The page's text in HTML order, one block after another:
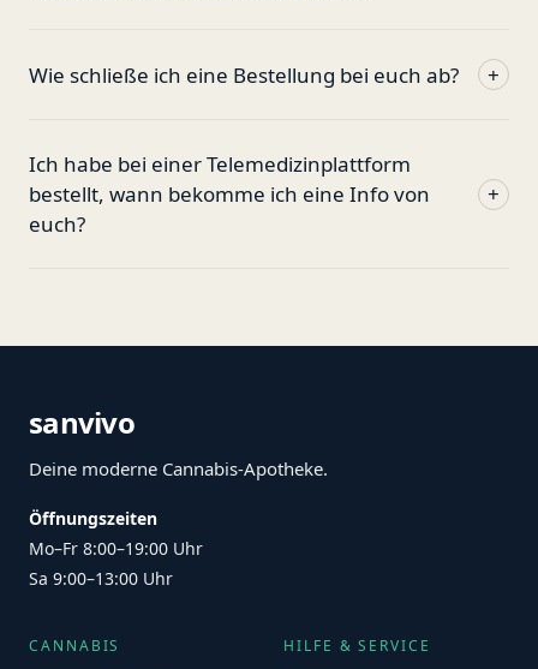
Wie schließe ich eine Bestellung bei euch ab? +
Ich habe bei einer Telemedizinplattform
bestellt, wann bekomme ich eine Info von
euch?
+
sanvivo
Deine moderne Cannabis-Apotheke.
Öffnungszeiten
Mo–Fr 8:00–19:00 Uhr
Sa 9:00–13:00 Uhr
CANNABIS HILFE & SERVICE